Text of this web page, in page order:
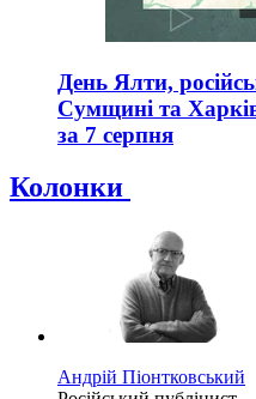
День Ялти,
Сумщині та
за 7 серпня
Колонки
Андрій Піонтковський